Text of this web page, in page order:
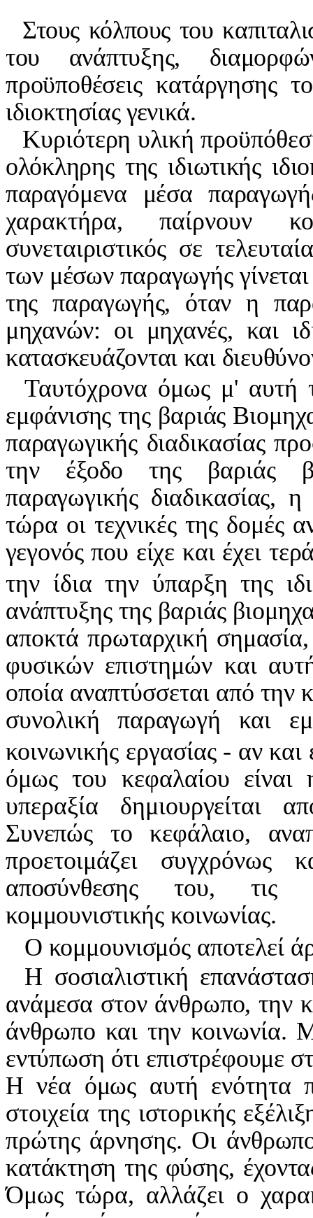
Στους κόλπους του
του ανάπτυξης,
προϋποθέσεις κατάργησης
ιδιοκτησίας γενικά.
Κυριότερη υλική
ολόκληρης της ιδιωτικής
παραγόμενα μέσα
χαρακτήρα, παίρνουν
συνεταιριστικός σε
των μέσων παραγωγής
της παραγωγής, όταν η
μηχανών: οι μηχανές, και
κατασκευάζονται και
Ταυτόχρονα όμως μ' αυτή
εμφάνισης της βαριάς
παραγωγικής διαδικασίας
την έξοδο της βαριάς
παραγωγικής διαδικασίας,
τώρα οι τεχνικές της δομές
γεγονός που είχε και έχει
την ίδια την ύπαρξη της
ανάπτυξης της βαριάς
αποκτά πρωταρχική
φυσικών επιστημών και
οποία αναπτύσσεται από την
συνολική παραγωγή και
κοινωνικής εργασίας - ανκαι
όμως του κεφαλαίου είναι
υπεραξία δημιουργείται
Συνεπώς το κεφάλαιο,
προετοιμάζει συγχρόνως
αποσύνθεσης του, τις
κομμουνιστικής κοινωνίας.
Ο κομμουνισμός αποτελεί
Η σοσιαλιστική
ανάμεσα στον άνθρωπο, την
άνθρωπο και την κοινωνία.
εντύπωση ότι επιστρέφουμε
Η νέα όμως αυτή ενότητα
στοιχεία της ιστορικής
πρώτης άρνησης. Οι
κατάκτηση της φύσης,
Όμως τώρα, αλλάζει ο χαρα­